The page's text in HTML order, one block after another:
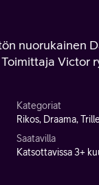
nuorukainen
Kategoriat
Rikos, Draama,
Saatavilla
Katsottavissa 3+